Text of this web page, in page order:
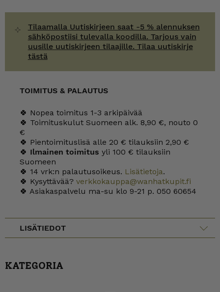
Tilaamalla Uutiskirjeen saat -5 % alennuksen
sähköpostiisi tulevalla koodilla. Tarjous vain
uusille uutiskirjeen tilaajille. Tilaa uutiskirje
tästä
TOIMITUS & PALAUTUS
🍀 Nopea toimitus 1-3 arkipäivää
🍀 Toimituskulut Suomeen alk. 8,90 €, nouto 0
€
🍀 Pientoimituslisä alle 20 € tilauksiin 2,90 €
🍀 Ilmainen toimitus yli 100 € tilauksiin
Suomeen
🍀 14 vrk:n palautusoikeus. Lisätietoja.
🍀 Kysyttävää? verkkokauppa@wanhatkupit.fi
🍀 Asiakaspalvelu ma-su klo 9-21 p. 050 60654
LISÄTIEDOT
KATEGORIA